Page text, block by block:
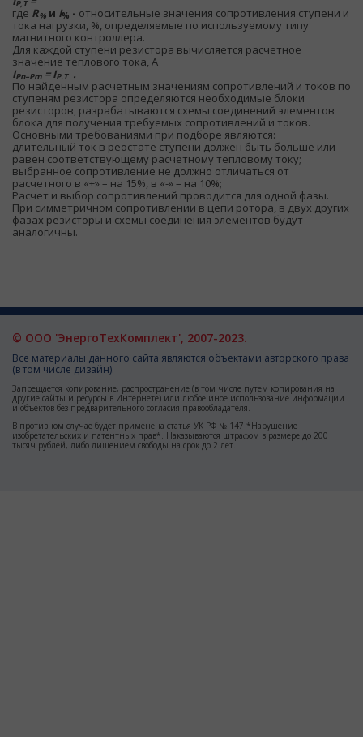
Р,Т
где R% и I% - относительные значения сопротивления ступени и
тока нагрузки, %, определяемые по используемому типу
магнитного контроллера.
Для каждой ступени резистора вычисляется расчетное
значение теплового тока, А
IРn–Pm = IP.T.
По найденным расчетным значениям сопротивлений и токов по
ступеням резистора определяются необходимые блоки
резисторов, разрабатываются схемы соединений элементов
блока для получения требуемых сопротивлений и токов.
Основными требованиями при подборе являются:
длительный ток в реостате ступени должен быть больше или
равен соответствующему расчетному тепловому току;
выбранное сопротивление не должно отличаться от
расчетного в «+» – на 15%, в «-» – на 10%;
Расчет и выбор сопротивлений проводится для одной фазы.
При симметричном сопротивлении в цепи ротора, в двух других
фазах резисторы и схемы соединения элементов будут
аналогичны.
© ООО 'ЭнергоТехКомплект', 2007-2023.
Все материалы данного сайта являются объектами авторского права
(в том числе дизайн).
Запрещается копирование, распространение (в том числе путем копирования на
другие сайты и ресурсы в Интернете) или любое иное использование информации
и объектов без предварительного согласия правообладателя.
В противном случае будет применена статья УК РФ № 147 *Нарушение
изобретательских и патентных прав*. Наказываются штрафом в размере до 200
тысяч рублей, либо лишением свободы на срок до 2 лет.